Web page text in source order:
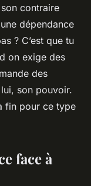
contraire
dépendance
? C’est que tu
on exige des
des
son pouvoir.
fin pour ce type
face à